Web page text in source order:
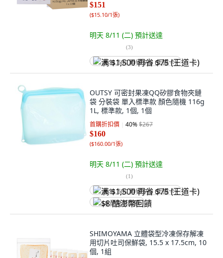
$151
($15.10/1張)
明天 8/11 (二) 預計送達
(3)
满 $1,500 再省 $75 (王道卡)
OUTSY 可密封果凍QQ矽膠食物夾鏈
袋 分裝袋 單入標準款 顏色隨機 116g
1L, 標準款, 1個, 1個
首購折扣價 40%$267
$160
($160.00/1張)
明天 8/11 (二) 預計送達
(1)
满 $1,500 再省 $75 (王道卡)
$8 酷澎幣回饋
SHIMOYAMA 立體袋型冷凍保存解凍
用切片吐司保鮮袋, 15.5 x 17.5cm, 10
個, 1組